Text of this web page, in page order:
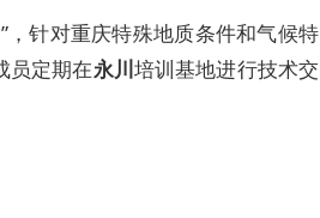
针对重庆特殊地质条件和气候特
员定期在永川培训基地进行技术交